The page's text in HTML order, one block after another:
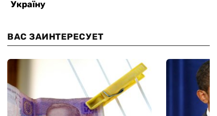
ВАС ЗАИНТЕРЕСУЕТ